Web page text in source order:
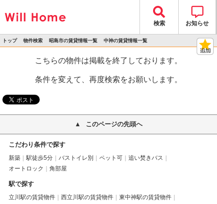
検索 お知らせ
トップ 物件検索 昭島市の賃貸情報一覧 中神の賃貸情報一覧
こちらの物件は掲載を終了しております。
条件を変えて、再度検索をお願いします。
このページの先頭へ
こだわり条件で探す
新築 駅徒歩5分 バストイレ別 ペット可
追い焚きバス
オートロック
角部屋
駅で探す
立川駅の賃貸物件 西立川駅の賃貸物件
東中神駅の賃貸物件